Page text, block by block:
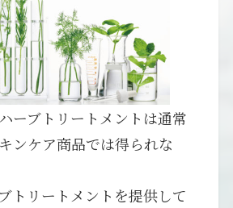
ーブトリートメントは通常
ンケア商品では得られな
トリートメントを提供して